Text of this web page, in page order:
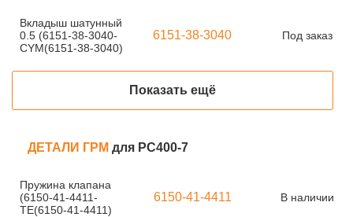
Вкладыш шатунный
0.5 (6151-38-3040-
CYM(6151-38-3040)
6151-38-3040 Под заказ
Показать ещё
ДЕТАЛИ ГРМ для PC400-7
Пружина клапана
(6150-41-4411-
TE(6150-41-4411)
6150-41-4411 В наличии